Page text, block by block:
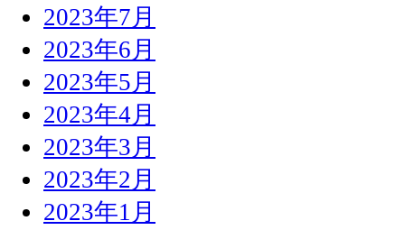
2023年7月
2023年6月
2023年5月
2023年4月
2023年3月
2023年2月
2023年1月